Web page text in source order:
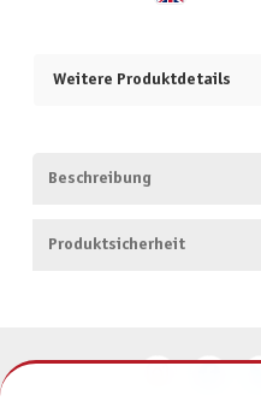
Weitere Produktdetails
Beschreibung
Produktsicherheit